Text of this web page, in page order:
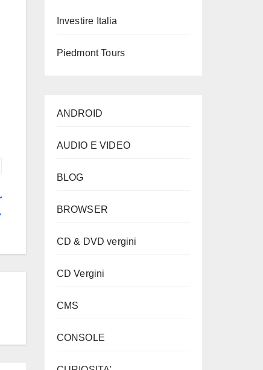
Investire Italia
Piedmont Tours
ANDROID
AUDIO E VIDEO
BLOG
BROWSER
CD & DVD vergini
CD Vergini
CMS
CONSOLE